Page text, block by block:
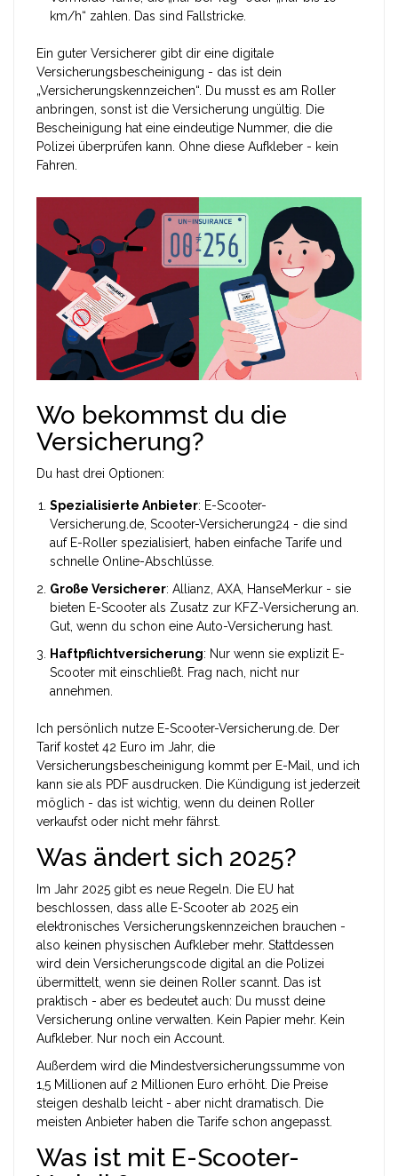
km/h“ zahlen. Das sind Fallstricke.
Ein guter Versicherer gibt dir eine digitale
Versicherungsbescheinigung - das ist dein
„Versicherungskennzeichen“. Du musst es am Roller
anbringen, sonst ist die Versicherung ungültig. Die
Bescheinigung hat eine eindeutige Nummer, die die
Polizei überprüfen kann. Ohne diese Aufkleber - kein
Fahren.
Wo bekommst du die
Versicherung?
Du hast drei Optionen:
Spezialisierte Anbieter: E-Scooter-
Versicherung.de, Scooter-Versicherung24 - die sind
auf E-Roller spezialisiert, haben einfache Tarife und
schnelle Online-Abschlüsse.
Große Versicherer: Allianz, AXA, HanseMerkur - sie
bieten E-Scooter als Zusatz zur KFZ-Versicherung an.
Gut, wenn du schon eine Auto-Versicherung hast.
Haftpflichtversicherung: Nur wenn sie explizit E-
Scooter mit einschließt. Frag nach, nicht nur
annehmen.
Ich persönlich nutze E-Scooter-Versicherung.de. Der
Tarif kostet 42 Euro im Jahr, die
Versicherungsbescheinigung kommt per E-Mail, und ich
kann sie als PDF ausdrucken. Die Kündigung ist jederzeit
möglich - das ist wichtig, wenn du deinen Roller
verkaufst oder nicht mehr fährst.
Was ändert sich 2025?
Im Jahr 2025 gibt es neue Regeln. Die EU hat
beschlossen, dass alle E-Scooter ab 2025 ein
elektronisches Versicherungskennzeichen brauchen -
also keinen physischen Aufkleber mehr. Stattdessen
wird dein Versicherungscode digital an die Polizei
übermittelt, wenn sie deinen Roller scannt. Das ist
praktisch - aber es bedeutet auch: Du musst deine
Versicherung online verwalten. Kein Papier mehr. Kein
Aufkleber. Nur noch ein Account.
Außerdem wird die Mindestversicherungssumme von
1,5 Millionen auf 2 Millionen Euro erhöht. Die Preise
steigen deshalb leicht - aber nicht dramatisch. Die
meisten Anbieter haben die Tarife schon angepasst.
Was ist mit E-Scooter-